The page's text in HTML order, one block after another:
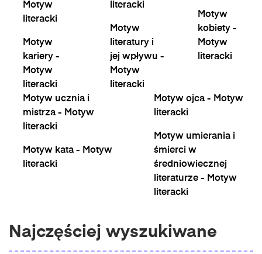
Motyw
literacki
Motyw
kariery -
Motyw
literacki
literacki
Motyw
literatury i
jej wpływu -
Motyw
literacki
Motyw
kobiety -
Motyw
literacki
Motyw ucznia i
mistrza - Motyw
literacki
Motyw kata - Motyw
literacki
Motyw ojca - Motyw
literacki
Motyw umierania i
śmierci w
średniowiecznej
literaturze - Motyw
literacki
Najczęściej wyszukiwane